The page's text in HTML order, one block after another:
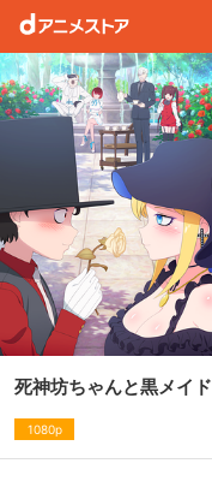
死神坊ちゃんと黒メイド
1080p